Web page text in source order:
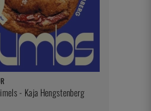
- Kaja Hengstenberg